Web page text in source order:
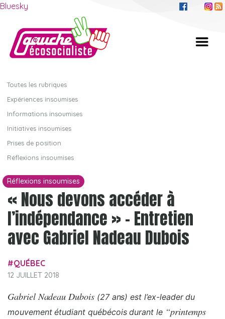
Bluesky
Toutes les rubriques
Expériences insoumises
Informations insoumises
Initiatives insoumises
Prises de position
Réflexions insoumises
Réflexions insoumises
« Nous devons accéder à
l’indépendance » – Entretien
avec Gabriel Nadeau Dubois
QUÉBEC
12 JUILLET 2018
Gabriel Nadeau Dubois(27 ans) est l’ex-leader du
mouvement étudiant québécois durant le “printemps